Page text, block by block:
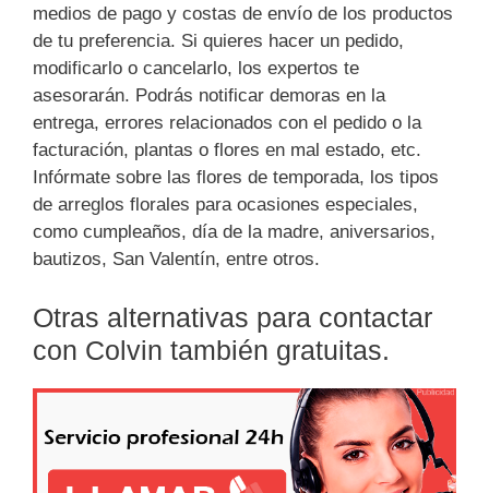
medios de pago y costas de envío de los productos
de tu preferencia. Si quieres hacer un pedido,
modificarlo o cancelarlo, los expertos te
asesorarán. Podrás notificar demoras en la
entrega, errores relacionados con el pedido o la
facturación, plantas o flores en mal estado, etc.
Infórmate sobre las flores de temporada, los tipos
de arreglos florales para ocasiones especiales,
como cumpleaños, día de la madre, aniversarios,
bautizos, San Valentín, entre otros.
Otras alternativas para contactar
con Colvin también gratuitas.